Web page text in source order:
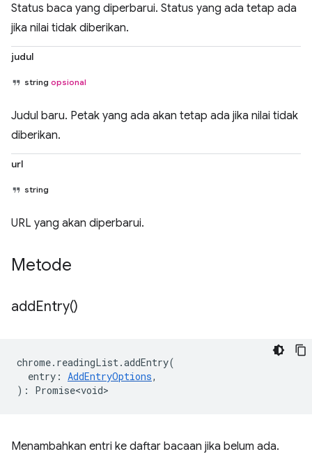
Status baca yang diperbarui. Status yang ada tetap ada
jika nilai tidak diberikan.
judul
string opsional
Judul baru. Petak yang ada akan tetap ada jika nilai tidak
diberikan.
url
string
URL yang akan diperbarui.
Metode
addEntry()
chrome. readingList .addEntry(
entry : AddEntryOptions,
) : Promise<void>
Menambahkan entri ke daftar bacaan jika belum ada.